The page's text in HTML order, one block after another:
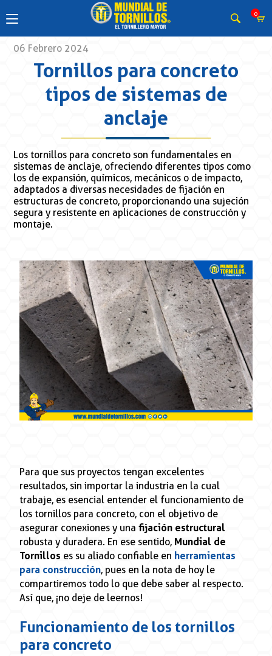
0
06 Febrero 2024
Tornillos para concreto
tipos de sistemas de
anclaje
Los tornillos para concreto son fundamentales en
sistemas de anclaje, ofreciendo diferentes tipos como
los de expansión, químicos, mecánicos o de impacto,
adaptados a diversas necesidades de fijación en
estructuras de concreto, proporcionando una sujeción
segura y resistente en aplicaciones de construcción y
montaje.
Para que sus proyectos tengan excelentes
resultados, sin importar la industria en la cual
trabaje, es esencial entender el funcionamiento de
los tornillos para concreto, con el objetivo de
asegurar conexiones y unafijación estructural
robusta y duradera. En ese sentido, Mundial de
Tornillos es su aliado confiable en herramientas
para construcción, pues en la nota de hoy le
compartiremos todo lo que debe saber al respecto.
Así que, ¡no deje de leernos!
Funcionamiento de los tornillos
para concreto